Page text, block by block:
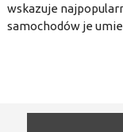
wskazuje
samochodów je